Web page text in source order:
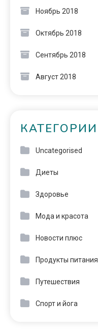
Ноябрь 2018
Октябрь 2018
Сентябрь 2018
Август 2018
КАТЕГОРИИ
Uncategorised
Диеты
Здоровье
Мода и красота
Новости плюс
Продукты питания
Путешествия
Спорт и йога